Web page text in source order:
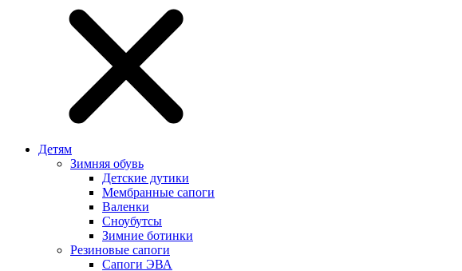
Детям
Зимняя обувь
Детские дутики
Мембранные сапоги
Валенки
Сноубутсы
Зимние ботинки
Резиновые сапоги
Сапоги ЭВА